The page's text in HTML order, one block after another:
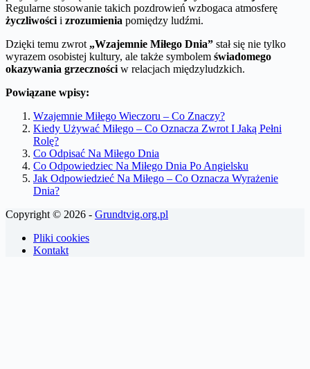
Regularne stosowanie takich pozdrowień wzbogaca atmosferę
życzliwości i zrozumienia pomiędzy ludźmi.
Dzięki temu zwrot „Wzajemnie Miłego Dnia” stał się nie tylko
wyrazem osobistej kultury, ale także symbolem świadomego
okazywania grzeczności w relacjach międzyludzkich.
Powiązane wpisy:
Wzajemnie Miłego Wieczoru – Co Znaczy?
Kiedy Używać Miłego – Co Oznacza Zwrot I Jaką Pełni
Rolę?
Co Odpisać Na Miłego Dnia
Co Odpowiedziec Na Miłego Dnia Po Angielsku
Jak Odpowiedzieć Na Miłego – Co Oznacza Wyrażenie
Dnia?
Copyright © 2026 - Grundtvig.org.pl
Pliki cookies
Kontakt